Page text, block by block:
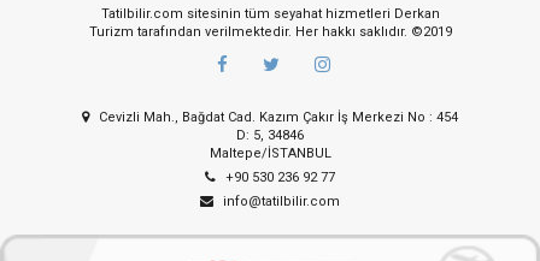
Tatilbilir.com sitesinin tüm seyahat hizmetleri Derkan
Turizm tarafından verilmektedir. Her hakkı saklıdır. ©2019
Cevizli Mah., Bağdat Cad. Kazım Çakır İş Merkezi No : 454
D: 5, 34846
Maltepe/İSTANBUL
+90 530 236 92 77
info@tatilbilir.com